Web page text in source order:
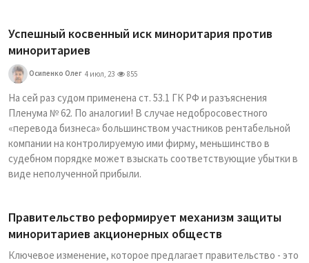
Успешный косвенный иск миноритария против
миноритариев
Осипенко Олег 4 июл, 23 855
На сей раз судом применена ст. 53.1 ГК РФ и разъяснения
Пленума № 62. По аналогии! В случае недобросовестного
«перевода бизнеса» большинством участников рентабельной
компании на контролируемую ими фирму, меньшинство в
судебном порядке может взыскать соответствующие убытки в
виде неполученной прибыли.
Правительство реформирует механизм защиты
миноритариев акционерных обществ
Ключевое изменение, которое предлагает правительство - это